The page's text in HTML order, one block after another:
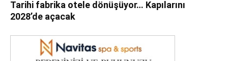
Tarihi fabrika otele dönüşüyor… Kapılarını
2028’de açacak